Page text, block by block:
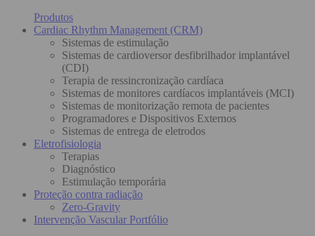
Produtos
Cardiac Rhythm Management (CRM)
Sistemas de estimulação
Sistemas de cardioversor desfibrilhador implantável
(CDI)
Terapia de ressincronização cardíaca
Sistemas de monitores cardíacos implantáveis (MCI)
Sistemas de monitorização remota de pacientes
Programadores e Dispositivos Externos
Sistemas de entrega de eletrodos
Eletrofisiologia
Terapias
Diagnóstico
Estimulação temporária
Proteção contra radiação
Zero-Gravity
Intervenção Vascular Portfólio